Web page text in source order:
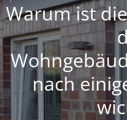
Warum ist
nach